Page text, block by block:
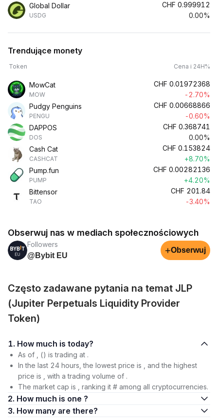
Global Dollar
USDG
CHF 0.999912
0.00%
Trendujące monety
Token Cena i 24H%
MowCat
MOW
CHF 0.01972368
-2.70%
Pudgy Penguins
PENGU
CHF 0.00668866
-0.60%
DAPPOS
DOS
CHF 0.368741
0.00%
Cash Cat
CASHCAT
CHF 0.153824
+8.70%
Pump.fun
PUMP
CHF 0.00282136
+4.20%
Bittensor
TAO
CHF 201.84
-3.40%
Obserwuj nas w mediach społecznościowych
Followers
@Bybit EU
+Obserwuj
Często zadawane pytania na temat JLP
(Jupiter Perpetuals Liquidity Provider
Token)
1. How much is today?
As of , () is trading at .
In the last 24 hours, the lowest price is , and the highest
price is , with a trading volume of .
The market cap is , ranking it # among all cryptocurrencies.
2. How much is one ?
3. How many are there?